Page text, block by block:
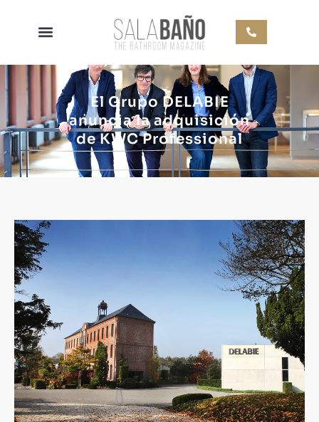
El Grupo DELABIE
anuncia la adquisición
de KWC Professional